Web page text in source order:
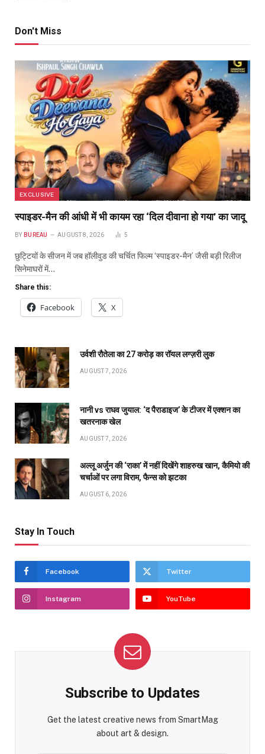
Don't Miss
EXCLUSIVE
स्पाइडर-मैन की आंधी में भी कायम रहा ‘दिल दीवाना हो गया’ का जादू
BY BUREAU AUGUST 8, 2026 5
छुट्टियों के सीजन में जब हॉलीवुड की चर्चित फिल्म ‘स्पाइडर-मैन’ जैसी बड़ी रिलीज
सिनेमाघरों में…
Share this:
Facebook X
उर्वशी रौतेला का ₹27 करोड़ का रॉयल लग्ज़री लुक
AUGUST 7, 2026
नानी vs राघव जुयाल: ‘द पैराडाइज’ के टीजर में एक्शन का
खतरनाक खेल
AUGUST 7, 2026
अल्लू अर्जुन की ‘राका’ में नहीं दिखेंगे शाहरुख खान, कैमियो की
चर्चाओं पर लगा विराम, फैन्स को झटका
AUGUST 6, 2026
Stay In Touch
Facebook Twitter
Instagram YouTube
Subscribe to Updates
Get the latest creative news from SmartMag
about art & design.